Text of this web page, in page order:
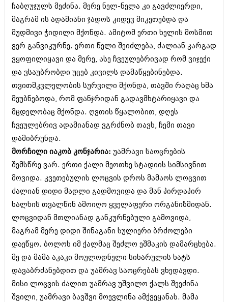
ჩაბღუჯულს მეძინა. მერე ნელ-ნელა კი გავძლიერდი,
მაგრამ ის ადამიანი ჯადოს კიდევ მიკეთებდა და
მუდმივი ჭიდილი მქონდა. ამიტომ ერთი ხელის მოსმით
ვერ განვიკურნე. ერთი წელი შეიძლება, ძალიან კარგად
ვყოფილიყავი და მერე, ასე ჩვეულებრივად რომ ვიჯექი
და ვსაუბრობდი უცებ კივილს დამაწყებინებდა.
თვითმკვლელობის სურვილი მქონდა, თავში რაღაც ხმა
მეუბნებოდა, რომ ფანჯრიდან გადავმხტარიყავი და
მცდელობაც მქონდა. ღვთის წყალობით, დღეს
ჩვეულებრივ ადამიანად ვგრძნობ თავს, ჩემი თავი
დამიბრუნდა.
მორჩილი იაკობ კონჯარია: უამრავი საოცრების
შემსწრე ვარ. ერთი ქალი მეოთხე სტადიის სიმსივნით
მოვიდა. კვეთებულის ლოცვის დროს მამაოს ლოცვით
ძალიან დიდი მადლი გადმოვიდა და მან პირდაპირ
ხალხის თვალწინ ამოიღო ყველაფერი ორგანიზმიდან.
ლოცვიდან მთლიანად განკურნებული გამოვიდა,
მაგრამ მერე დიდი შინაგანი სულიერი ბრძოლები
დაეწყო. ბოლოს იმ ქალმაც შეძლო ეშმაკის დამარცხება.
მე და მამა აკაკი მოულოდნელი სიხარულის ხატს
დავაბრძანებდით და უამრავ საოცრებას ვხედავდი.
მისი ლოცვის ძალით უამრავ უშვილო ქალს შეეძინა
შვილი, უამრავი ბავშვი მოევლინა ამქვეყანას. მამა